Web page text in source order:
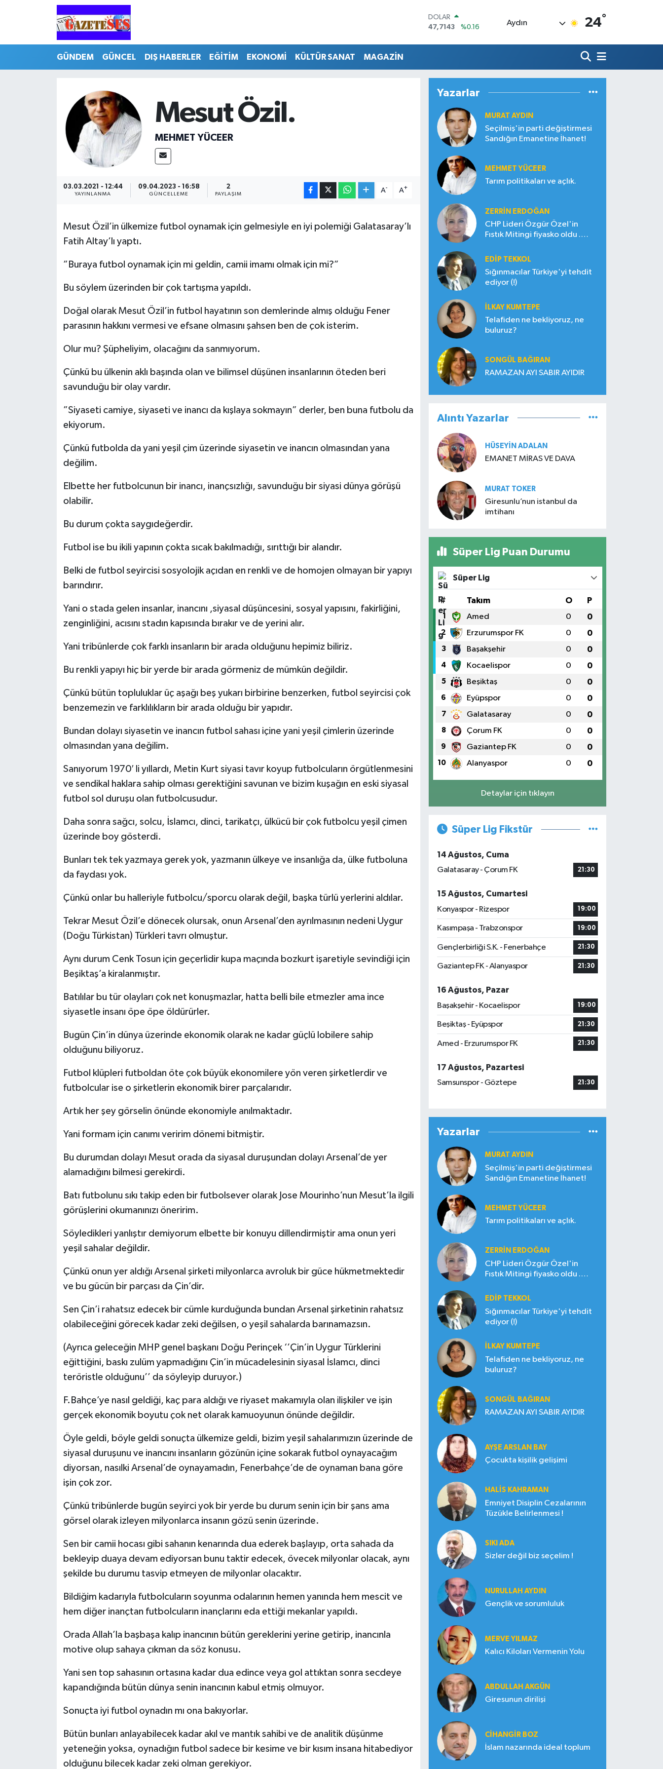
DOLAR
47,7143
%0.16
GRAM ALTIN
BİST100
%70
BITCOIN
64.360,53
%-0.76
Aydın 24°
GÜNDEM GÜNCEL DIŞ HABERLER EĞİTİM EKONOMİ KÜLTÜR SANAT MAGAZİN
Mesut Özil.
MEHMET YÜCEER
03.03.2021 - 12:44
YAYINLANMA
09.04.2023 - 16:58
GÜNCELLEME
2
PAYLAŞIM
A- A+
Mesut Özil’in ülkemize futbol oynamak için gelmesiyle en iyi polemiği Galatasaray’lı
Fatih Altay’lı yaptı.
”Buraya futbol oynamak için mi geldin, camii imamı olmak için mi?”
Bu söylem üzerinden bir çok tartışma yapıldı.
Doğal olarak Mesut Özil’in futbol hayatının son demlerinde almış olduğu Fener
parasının hakkını vermesi ve efsane olmasını şahsen ben de çok isterim.
Olur mu? Şüpheliyim, olacağını da sanmıyorum.
Çünkü bu ülkenin aklı başında olan ve bilimsel düşünen insanlarının öteden beri
savunduğu bir olay vardır.
”Siyaseti camiye, siyaseti ve inancı da kışlaya sokmayın” derler, ben buna futbolu da
ekiyorum.
Çünkü futbolda da yani yeşil çim üzerinde siyasetin ve inancın olmasından yana
değilim.
Elbette her futbolcunun bir inancı, inançsızlığı, savunduğu bir siyasi dünya görüşü
olabilir.
Bu durum çokta saygıdeğerdir.
Futbol ise bu ikili yapının çokta sıcak bakılmadığı, sırıttığı bir alandır.
Belki de futbol seyircisi sosyolojik açıdan en renkli ve de homojen olmayan bir yapıyı
barındırır.
Yani o stada gelen insanlar, inancını ,siyasal düşüncesini, sosyal yapısını, fakirliğini,
zenginliğini, acısını stadın kapısında bırakır ve de yerini alır.
Yani tribünlerde çok farklı insanların bir arada olduğunu hepimiz biliriz.
Bu renkli yapıyı hiç bir yerde bir arada görmeniz de mümkün değildir.
Çünkü bütün topluluklar üç aşağı beş yukarı birbirine benzerken, futbol seyircisi çok
benzemezin ve farklılıkların bir arada olduğu bir yapıdır.
Bundan dolayı siyasetin ve inancın futbol sahası içine yani yeşil çimlerin üzerinde
olmasından yana değilim.
Sanıyorum 1970′ li yıllardı, Metin Kurt siyasi tavır koyup futbolcuların örgütlenmesini
ve sendikal haklara sahip olması gerektiğini savunan ve bizim kuşağın en eski siyasal
futbol sol duruşu olan futbolcusudur.
Daha sonra sağcı, solcu, İslamcı, dinci, tarikatçı, ülkücü bir çok futbolcu yeşil çimen
üzerinde boy gösterdi.
Bunları tek tek yazmaya gerek yok, yazmanın ülkeye ve insanlığa da, ülke futboluna
da faydası yok.
Çünkü onlar bu halleriyle futbolcu/sporcu olarak değil, başka türlü yerlerini aldılar.
Tekrar Mesut Özil’e dönecek olursak, onun Arsenal’den ayrılmasının nedeni Uygur
(Doğu Türkistan) Türkleri tavrı olmuştur.
Aynı durum Cenk Tosun için geçerlidir kupa maçında bozkurt işaretiyle sevindiği için
Beşiktaş’a kiralanmıştır.
Batılılar bu tür olayları çok net konuşmazlar, hatta belli bile etmezler ama ince
siyasetle insanı öpe öpe öldürürler.
Bugün Çin’in dünya üzerinde ekonomik olarak ne kadar güçlü lobilere sahip
olduğunu biliyoruz.
Futbol klüpleri futboldan öte çok büyük ekonomilere yön veren şirketlerdir ve
futbolcular ise o şirketlerin ekonomik birer parçalarıdır.
Artık her şey görselin önünde ekonomiyle anılmaktadır.
Yani formam için canımı veririm dönemi bitmiştir.
Bu durumdan dolayı Mesut orada da siyasal duruşundan dolayı Arsenal’de yer
alamadığını bilmesi gerekirdi.
Batı futbolunu sıkı takip eden bir futbolsever olarak Jose Mourinho’nun Mesut’la ilgili
görüşlerini okumanınızı öneririm.
Söyledikleri yanlıştır demiyorum elbette bir konuyu dillendirmiştir ama onun yeri
yeşil sahalar değildir.
Çünkü onun yer aldığı Arsenal şirketi milyonlarca avroluk bir güce hükmetmektedir
ve bu gücün bir parçası da Çin’dir.
Sen Çin’i rahatsız edecek bir cümle kurduğunda bundan Arsenal şirketinin rahatsız
olabileceğini görecek kadar zeki değilsen, o yeşil sahalarda barınamazsın.
(Ayrıca geleceğin MHP genel başkanı Doğu Perinçek ‘’Çin’in Uygur Türklerini
eğittiğini, baskı zulüm yapmadığını Çin’in mücadelesinin siyasal İslamcı, dinci
teröristle olduğunu’’ da söyleyip duruyor.)
F.Bahçe’ye nasıl geldiği, kaç para aldığı ve riyaset makamıyla olan ilişkiler ve işin
gerçek ekonomik boyutu çok net olarak kamuoyunun önünde değildir.
Öyle geldi, böyle geldi sonuçta ülkemize geldi, bizim yeşil sahalarımızın üzerinde de
siyasal duruşunu ve inancını insanların gözünün içine sokarak futbol oynayacağım
diyorsan, nasılki Arsenal’de oynayamadın, Fenerbahçe’de de oynaman bana göre
işin çok zor.
Çünkü tribünlerde bugün seyirci yok bir yerde bu durum senin için bir şans ama
görsel olarak izleyen milyonlarca insanın gözü senin üzerinde.
Sen bir camii hocası gibi sahanın kenarında dua ederek başlayıp, orta sahada da
bekleyip duaya devam ediyorsan bunu taktir edecek, övecek milyonlar olacak, aynı
şekilde bu durumu tasvip etmeyen de milyonlar olacaktır.
Bildiğim kadarıyla futbolcuların soyunma odalarının hemen yanında hem mescit ve
hem diğer inançtan futbolcuların inançlarını eda ettiği mekanlar yapıldı.
Orada Allah’la başbaşa kalıp inancının bütün gereklerini yerine getirip, inancınla
motive olup sahaya çıkman da söz konusu.
Yani sen top sahasının ortasına kadar dua edince veya gol attıktan sonra secdeye
kapandığında bütün dünya senin inancının kabul etmiş olmuyor.
Sonuçta iyi futbol oynadın mı ona bakıyorlar.
Bütün bunları anlayabilecek kadar akıl ve mantık sahibi ve de analitik düşünme
yeteneğin yoksa, oynadığın futbol sadece bir kesime ve bir kısım insana hitabediyor
olduğunu bilecek kadar zeki olman gerekiyor.
Yazarlar
MURAT AYDIN
Seçilmiş'in parti değiştirmesi
Sandığın Emanetine İhanet!
MEHMET YÜCEER
Tarım politikaları ve açlık.
ZERRIN ERDOĞAN
CHP Lideri Özgür Özel'in
Fıstık Mitingi fiyasko oldu .
EDIP TEKKOL
Sığınmacılar Türkiye'yi tehdit
ediyor (!)
İLKAY KUMTEPE
Telafiden ne bekliyoruz, ne
buluruz?
SONGÜL BAĞIRAN
RAMAZAN AYI SABIR AYIDIR
Alıntı Yazarlar
HÜSEYIN ADALAN
EMANET MİRAS VE DAVA
MURAT TOKER
Giresunlu’nun istanbul da
imtihanı
Süper Lig Puan Durumu
Süper Lig
# Takım O P
1 Amed 0 0
2 Erzurumspor FK 0 0
3 Başakşehir 0 0
4 Kocaelispor 0 0
5 Beşiktaş 0 0
6 Eyüpspor 0 0
7 Galatasaray 0 0
8 Çorum FK 0 0
9 Gaziantep FK 0 0
10 Alanyaspor 0 0
Detaylar için tıklayın
Süper Lig Fikstür
14 Ağustos, Cuma
Galatasaray - Çorum FK
21:30
15 Ağustos, Cumartesi
Konyaspor - Rizespor
19:00
Kasımpaşa - Trabzonspor 19:00
Gençlerbirliği S.K. - Fenerbahçe 21:30
Gaziantep FK - Alanyaspor 21:30
16 Ağustos, Pazar
Başakşehir - Kocaelispor
19:00
Beşiktaş - Eyüpspor 21:30
Amed - Erzurumspor FK 21:30
17 Ağustos, Pazartesi
Samsunspor - Göztepe
21:30
Yazarlar
MURAT AYDIN
Seçilmiş'in parti değiştirmesi
Sandığın Emanetine İhanet!
MEHMET YÜCEER
Tarım politikaları ve açlık.
ZERRIN ERDOĞAN
CHP Lideri Özgür Özel'in
Fıstık Mitingi fiyasko oldu .
EDIP TEKKOL
Sığınmacılar Türkiye'yi tehdit
ediyor (!)
İLKAY KUMTEPE
Telafiden ne bekliyoruz, ne
buluruz?
SONGÜL BAĞIRAN
RAMAZAN AYI SABIR AYIDIR
AYŞE ARSLAN BAY
Çocukta kişilik gelişimi
HALIS KAHRAMAN
Emniyet Disiplin Cezalarının
Tüzükle Belirlenmesi !
SIKI ADA
Sizler değil biz seçelim !
NURULLAH AYDIN
Gençlik ve sorumluluk
MERVE YILMAZ
Kalıcı Kiloları Vermenin Yolu
ABDULLAH AKGÜN
Giresunun dirilişi
CIHANGIR BOZ
İslam nazarında ideal toplum